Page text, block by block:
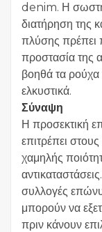
denim. Η σωστή
διατήρηση της
πλύσης πρέπει
προστασία της
βοηθά τα ρούχα
ελκυστικά.
Σύναψη
Η προσεκτική
επιτρέπει
χαμηλής
συλλογές
μπορούν να
πριν κάνουν